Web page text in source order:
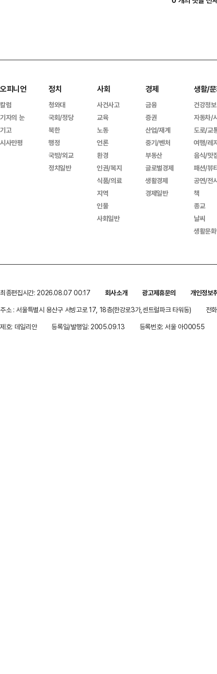
오피니언
칼럼
기자의 눈
기고
시사만평
정치
청와대
국회/정당
북한
행정
국방/외교
정치일반
사회
사건사고
교육
노동
언론
환경
인권/복지
식품/의료
지역
인물
사회일반
경제
금융
증권
산업/재계
중기/벤처
부동산
글로벌경제
생활경제
경제일반
생활/
건강정보
자동차/
도로/교
여행/레
음식/맛
패션/뷰
공연/전
책
종교
날씨
생활문
최종편집시간: 2026.08.07 00:17 회사소개 광고제휴문의
개인정보
주소 : 서울특별시 용산구 서빙고로 17, 18층(한강로3가,센트럴파크 타워동)
전
제호: 데일리안
등록일/발행일: 2005.09.13 등록번호: 서울 아00055